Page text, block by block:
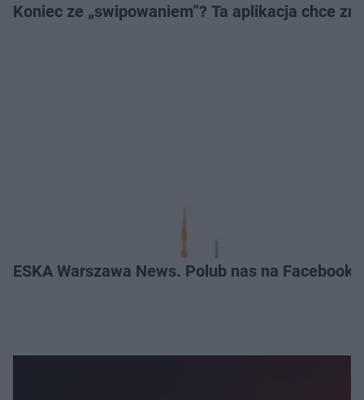
Koniec ze „swipowaniem”? Ta aplikacja chce
ESKA Warszawa News. Polub nas na